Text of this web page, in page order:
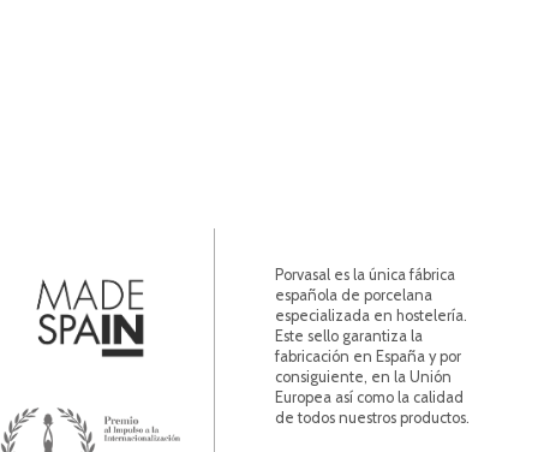
Porvasal es la única fábrica
española de porcelana
especializada en hostelería.
Este sello garantiza la
fabricación en España y por
consiguiente, en la Unión
Europea así como la calidad
de todos nuestros productos.